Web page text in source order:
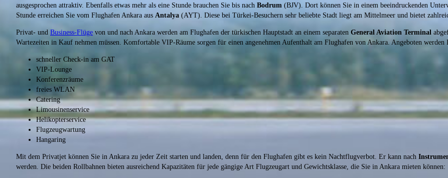
ausgesprochen attraktiv. Ebenfalls etwas mehr als eine Stunde brauchen Sie bis nach Bodrum (BJV). Dort können Sie in einem beeindruckenden
Stunde erreichen Sie vom Flughafen Ankara aus Antalya (AYT). Diese bei Türkei-Besuchern sehr beliebte Stadt liegt am Mittelmeer und bietet
Privat- und Business-Flüge von und nach Ankara werden am Flughafen der türkischen Hauptstadt an einem separaten General Aviation Terminal
Wartezeiten in Kauf nehmen müssen. Komfortable VIP-Räume sorgen für einen angenehmen Aufenthalt am Flughafen von Ankara. Angeboten
schneller Check-in am GAT
VIP-Lounge
Konferenzräume
freies WLAN
Catering
Limousinenservice
Helikopterservice
Flugzeugwartung
Hangaring
Mit dem Privatjet können Sie in Ankara zu jeder Zeit starten und landen, denn für den Flughafen gibt es kein Nachtflugverbot. Er kann nach
werden. Die beiden Rollbahnen bieten ausreichend Kapazitäten für jede gängige Art Flugzeugart und Gewichtsklasse, die Sie in Ankara mieten können: